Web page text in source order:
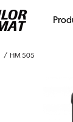
HM 505